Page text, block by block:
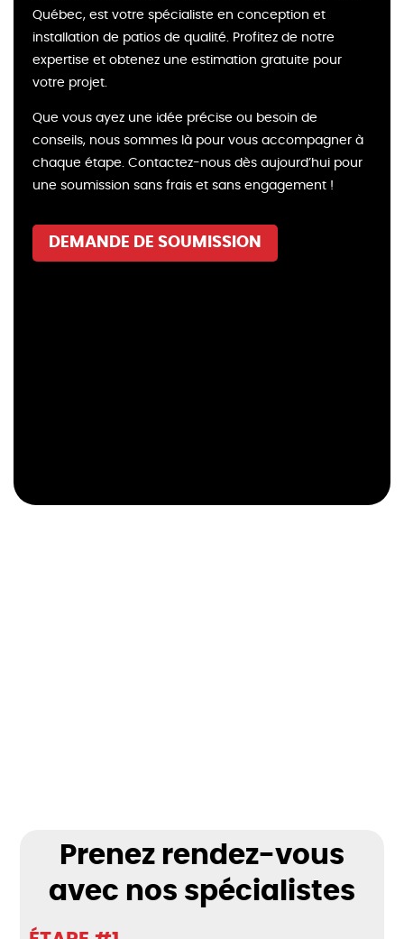
Québec, est votre spécialiste en conception et
installation de patios de qualité. Profitez de notre
expertise et obtenez une estimation gratuite pour
votre projet.
Que vous ayez une idée précise ou besoin de
conseils, nous sommes là pour vous accompagner à
chaque étape. Contactez-nous dès aujourd’hui pour
une soumission sans frais et sans engagement !
DEMANDE DE SOUMISSION
Prenez rendez-vous
avec nos spécialistes